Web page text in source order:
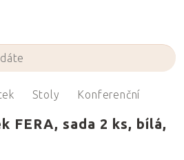
Stoly Konferenční
FERA, sada 2 ks, bílá,